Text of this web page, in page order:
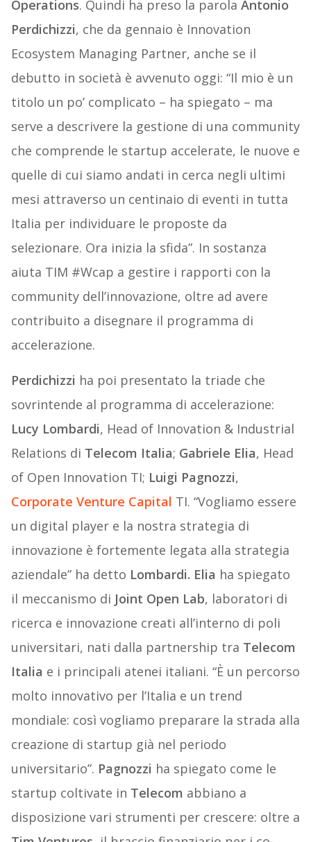
Operations. Quindi ha preso la parola Antonio
Perdichizzi, che da gennaio è Innovation
Ecosystem Managing Partner, anche se il
debutto in società è avvenuto oggi: “Il mio è un
titolo un po’ complicato – ha spiegato – ma
serve a descrivere la gestione di una community
che comprende le startup accelerate, le nuove e
quelle di cui siamo andati in cerca negli ultimi
mesi attraverso un centinaio di eventi in tutta
Italia per individuare le proposte da
selezionare. Ora inizia la sfida”. In sostanza
aiuta TIM #Wcap a gestire i rapporti con la
community dell’innovazione, oltre ad avere
contribuito a disegnare il programma di
accelerazione.
Perdichizzi ha poi presentato la triade che
sovrintende al programma di accelerazione:
Lucy Lombardi, Head of Innovation & Industrial
Relations di Telecom Italia; Gabriele Elia, Head
of Open Innovation TI; Luigi Pagnozzi,
Corporate Venture Capital TI. “Vogliamo essere
un digital player e la nostra strategia di
innovazione è fortemente legata alla strategia
aziendale” ha detto Lombardi. Elia ha spiegato
il meccanismo di Joint Open Lab, laboratori di
ricerca e innovazione creati all’interno di poli
universitari, nati dalla partnership tra Telecom
Italia e i principali atenei italiani. “È un percorso
molto innovativo per l’Italia e un trend
mondiale: così vogliamo preparare la strada alla
creazione di startup già nel periodo
universitario”. Pagnozzi ha spiegato come le
startup coltivate in Telecom abbiano a
disposizione vari strumenti per crescere: oltre a